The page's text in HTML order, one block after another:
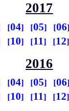
2017
04 05
06
10 11 12
2016
04 05
06
10 11 12